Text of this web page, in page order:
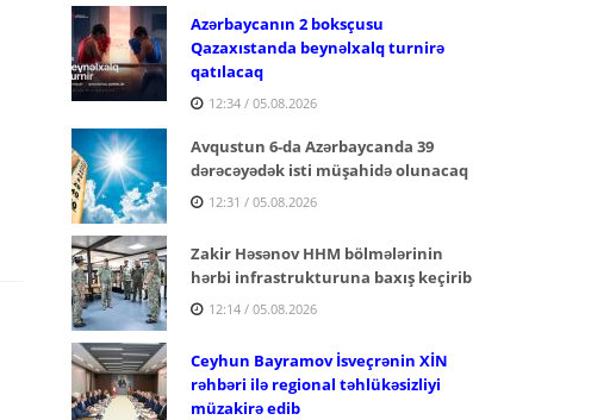
Azərbaycanın 2 boksçusu
Qazaxıstanda beynəlxalq turnirə
qatılacaq
12:34 / 05.08.2026
Avqustun 6-da Azərbaycanda 39
dərəcəyədək isti müşahidə olunacaq
12:31 / 05.08.2026
Zakir Həsənov HHM bölmələrinin
hərbi infrastrukturuna baxış keçirib
12:14 / 05.08.2026
Ceyhun Bayramov İsveçrənin XİN
rəhbəri ilə regional təhlükəsizliyi
müzakirə edib